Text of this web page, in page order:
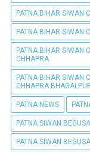
PATNA BIHAR SIWAN
PATNA BIHAR SIWAN
PATNA BIHAR SIWAN
CHHAPRA
PATNA BIHAR SIWAN
CHHAPRA
PATNA NEWS
PATNA SIWAN
PATNA SIWAN